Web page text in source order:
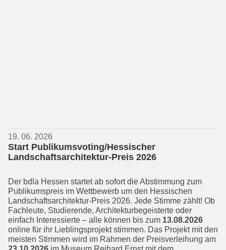
19. 06. 2026
Start Publikumsvoting/Hessischer
Landschaftsarchitektur-Preis 2026
Der bdla Hessen startet ab sofort die Ab­stimmung zum
Publikumspreis im Wett­bewerb um den Hessischen
Landschafts­architektur-Preis 2026. Jede Stimme zählt! Ob
Fachleute, Studierende, Archi­tekturbegeisterte oder
einfach Interes­sierte – alle können bis zum 13.08.2026
online für ihr Lieblingsprojekt stimmen. Das Projekt mit den
meisten Stimmen wird im Rahmen der Preisverleihung am